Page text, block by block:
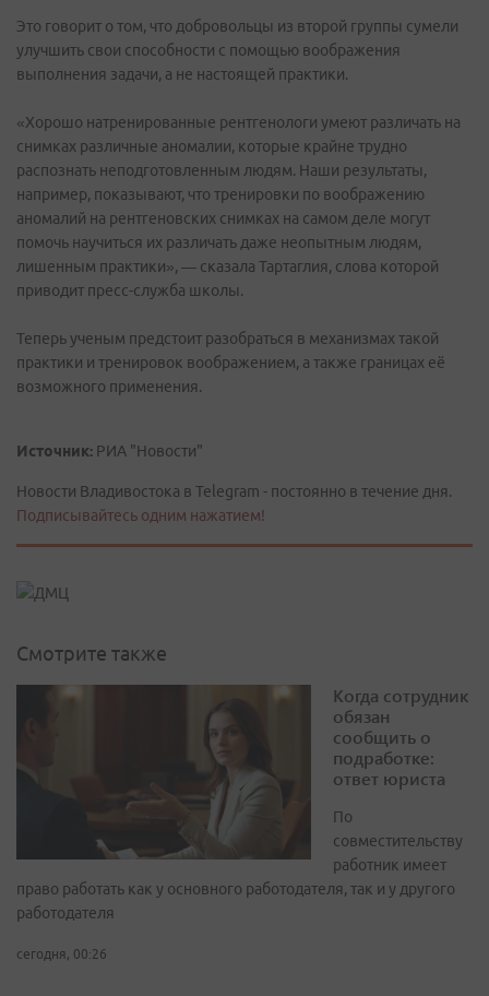
Это говорит о том, что добровольцы из второй группы сумели
улучшить свои способности с помощью воображения
выполнения задачи, а не настоящей практики.
«Хорошо натренированные рентгенологи умеют различать на
снимках различные аномалии, которые крайне трудно
распознать неподготовленным людям. Наши результаты,
например, показывают, что тренировки по воображению
аномалий на рентгеновских снимках на самом деле могут
помочь научиться их различать даже неопытным людям,
лишенным практики», — сказала Тартаглия, слова которой
приводит пресс-служба школы.
Теперь ученым предстоит разобраться в механизмах такой
практики и тренировок воображением, а также границах её
возможного применения.
Источник: РИА "Новости"
Новости Владивостока в Telegram - постоянно в течение дня.
Подписывайтесь одним нажатием!
Смотрите также
Когда сотрудник
обязан
сообщить о
подработке:
ответ юриста
По
совместительству
работник имеет
право работать как у основного работодателя, так и у другого
работодателя
сегодня, 00:26